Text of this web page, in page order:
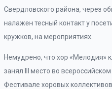
Свердловского района, через
налажен тесный контакт у
кружков, на мероприятиях.
Немудрено, что хор «Мелодия»
занял III место во всероссийском
Фестивале хоровых